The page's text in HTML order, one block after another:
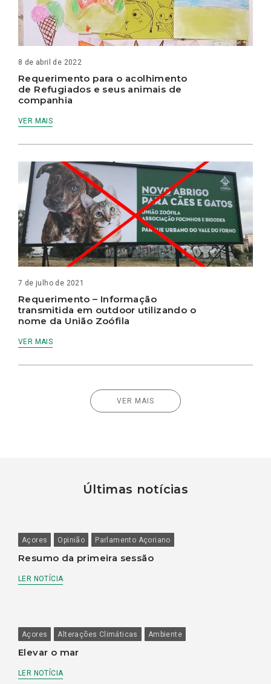
8 de abril de 2022
Requerimento para o acolhimento
de Refugiados e seus animais de
companhia
VER MAIS
7 de julho de 2021
Requerimento – Informação
transmitida em outdoor utilizando o
nome da União Zoófila
VER MAIS
VER MAIS
Últimas notícias
Açores Opinião Parlamento Açoriano
Resumo da primeira sessão
LER NOTÍCIA
Açores Alterações Climáticas Ambiente
Elevar o mar
LER NOTÍCIA